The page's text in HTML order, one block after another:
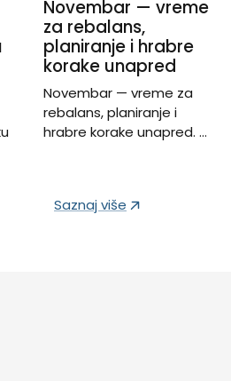
Novembar — vreme
za rebalans,
planiranje i hrabre
korake unapred
Novembar — vreme za
rebalans, planiranje i
hrabre korake unapred. …
Saznaj više